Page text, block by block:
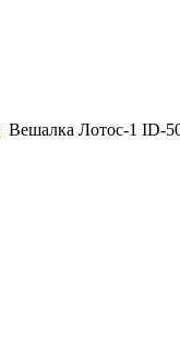
Вешалка Лотос-1 ID-